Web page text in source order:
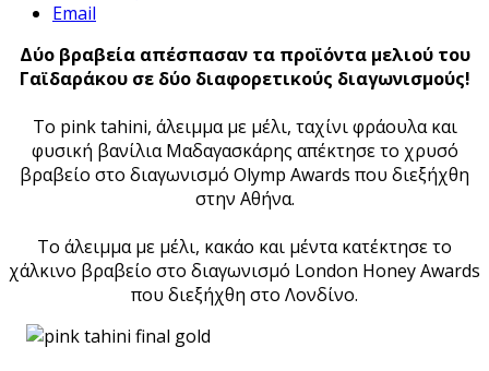
Email
Δύο βραβεία απέσπασαν τα προϊόντα μελιού του
Γαϊδαράκου σε δύο διαφορετικούς διαγωνισμούς!
Το pink tahini, άλειμμα με μέλι, ταχίνι φράουλα και
φυσική βανίλια Μαδαγασκάρης απέκτησε το χρυσό
βραβείο στο διαγωνισμό Olymp Awards που διεξήχθη
στην Αθήνα.
To άλειμμα με μέλι, κακάο και μέντα κατέκτησε το
χάλκινο βραβείο στο διαγωνισμό London Honey Awards
που διεξήχθη στο Λονδίνο.